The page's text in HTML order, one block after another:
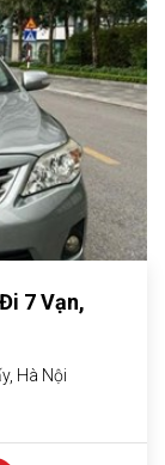
7 Vạn,
Hà Nội